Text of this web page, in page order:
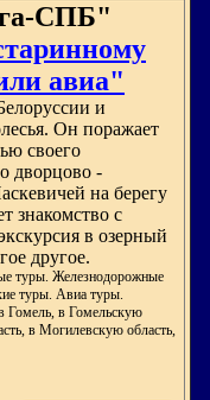
СПБ"
авиа"
и
Он поражает
своего
дворцово -
на берегу
знакомство с
в озерный
другое.
туры. Железнодорожные
туры. Авиа туры.
Гомель, в Гомельскую
в Могилевскую область,